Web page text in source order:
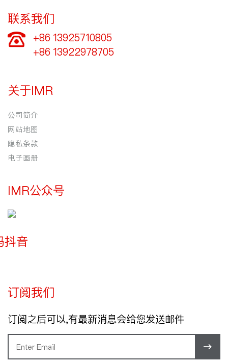
联系我们
+86 13925710805
+86 13922978705
关于IMR
公司简介
网站地图
隐私条款
电子画册
IMR公众号
抖音
订阅我们
订阅之后可以,有最新消息会给您发送邮件